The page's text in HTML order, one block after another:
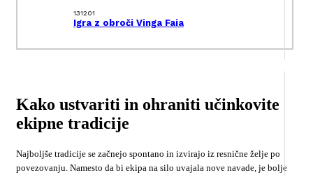
131201
Igra z obroči Vinga Faia
Kako ustvariti in ohraniti učinkovite
ekipne tradicije
Najboljše tradicije se začnejo spontano in izvirajo iz resnične želje po
povezovanju. Namesto da bi ekipa na silo uvajala nove navade, je bolje